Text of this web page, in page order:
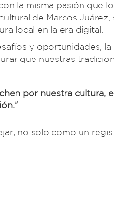
la misma pasión que
de Marcos
local en la era digital.
y oportunidades,
que nuestras
por nuestra cultura,
no solo como un